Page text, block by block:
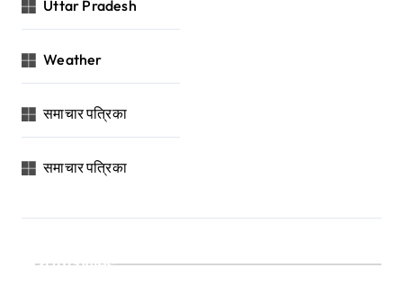
Uttar Pradesh
Weather
समाचार पत्रिका
समाचार पत्रिका
Archives